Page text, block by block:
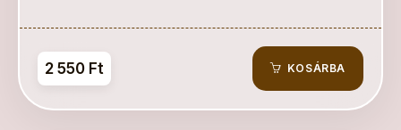
2 550 Ft KOSÁRBA